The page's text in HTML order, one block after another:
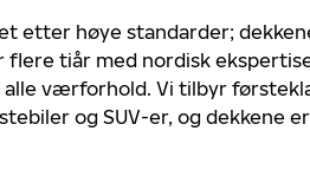
etter høye standarder;
flere tiår med nordisk
værforhold. Vi tilbyr
og SUV-er, og dekkene